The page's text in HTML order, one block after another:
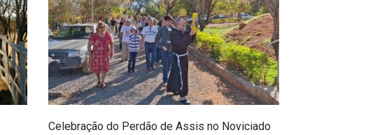
Celebração do Perdão de Assis no Noviciado